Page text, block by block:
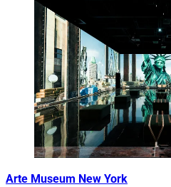
Arte Museum New York